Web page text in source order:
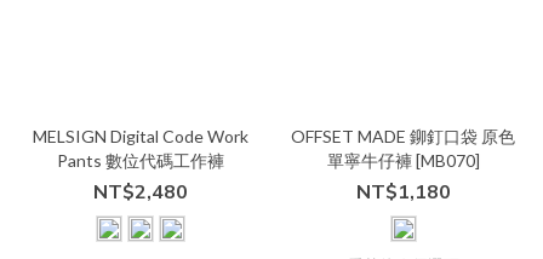
MELSIGN Digital Code Work
Pants 數位代碼工作褲
NT$2,480
OFFSET MADE 鉚釘口袋 原色
單寧牛仔褲 [MB070]
NT$1,180